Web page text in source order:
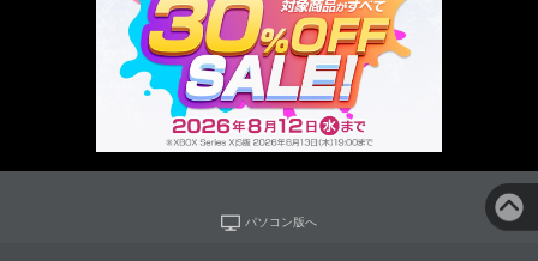
パソコン版へ